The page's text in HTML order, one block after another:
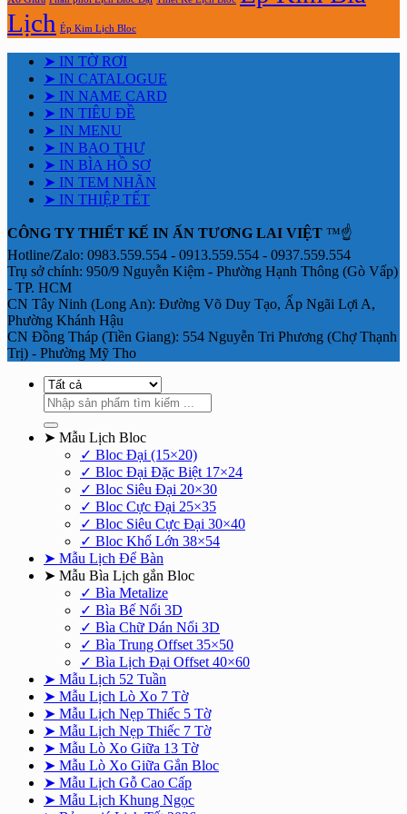
Lịch Ép Kim Lịch Bloc
➤ IN TỜ RƠI
➤ IN CATALOGUE
➤ IN NAME CARD
➤ IN TIÊU ĐỀ
➤ IN MENU
➤ IN BAO THƯ
➤ IN BÌA HỒ SƠ
➤ IN TEM NHÃN
➤ IN THIỆP TẾT
CÔNG TY THIẾT KẾ IN ẤN TƯƠNG LAI VIỆT ™☝️
Hotline/Zalo: 0983.559.554 - 0913.559.554 - 0937.559.554
Trụ sở chính: 950/9 Nguyễn Kiệm - Phường Hạnh Thông (Gò Vấp)
- TP. HCM
CN Tây Ninh (Long An): Đường Võ Duy Tạo, Ấp Ngãi Lợi A,
Phường Khánh Hậu
CN Đồng Tháp (Tiền Giang): 554 Nguyễn Tri Phương (Chợ Thạnh
Trị) - Phường Mỹ Tho
Tìm
kiếm:
➤ Mẫu Lịch Bloc
✓ Bloc Đại (15×20)
✓ Bloc Đại Đặc Biệt 17×24
✓ Bloc Siêu Đại 20×30
✓ Bloc Cực Đại 25×35
✓ Bloc Siêu Cực Đại 30×40
✓ Bloc Khổ Lớn 38×54
➤ Mẫu Lịch Để Bàn
➤ Mẫu Bìa Lịch gắn Bloc
✓ Bìa Metalize
✓ Bìa Bế Nổi 3D
✓ Bìa Chữ Dán Nổi 3D
✓ Bìa Trung Offset 35×50
✓ Bìa Lịch Đại Offset 40×60
➤ Mẫu Lịch 52 Tuần
➤ Mẫu Lịch Lò Xo 7 Tờ
➤ Mẫu Lịch Nẹp Thiếc 5 Tờ
➤ Mẫu Lịch Nẹp Thiếc 7 Tờ
➤ Mẫu Lò Xo Giữa 13 Tờ
➤ Mẫu Lò Xo Giữa Gắn Bloc
➤ Mẫu Lịch Gỗ Cao Cấp
➤ Mẫu Lịch Khung Ngọc